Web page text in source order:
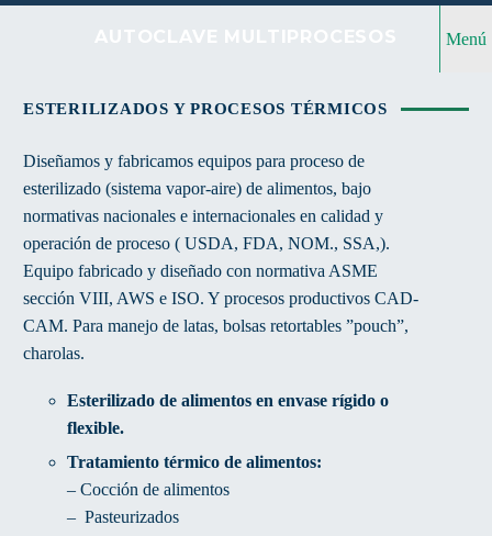
ESTERILIZADOS Y PROCESOS TÉRMICOS
Diseñamos y fabricamos equipos para proceso de
esterilizado (sistema vapor-aire) de alimentos, bajo
normativas nacionales e internacionales en calidad y
operación de proceso ( USDA, FDA, NOM., SSA,).
Equipo fabricado y diseñado con normativa ASME
sección VIII, AWS e ISO. Y procesos productivos CAD-
CAM. Para manejo de latas, bolsas retortables ”pouch”,
charolas.
Esterilizado de alimentos en envase rígido o
flexible.
Tratamiento térmico de alimentos:
– Cocción de alimentos
– Pasteurizados
Menú